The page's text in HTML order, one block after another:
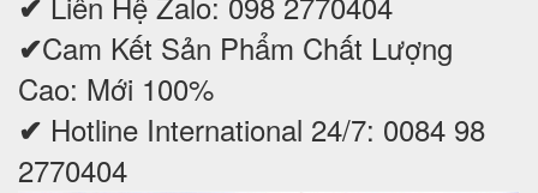
✔Cam Kết Sản Phẩm Chất Lượng
Cao: Mới 100%
✔ Hotline International 24/7: 0084 98
2770404